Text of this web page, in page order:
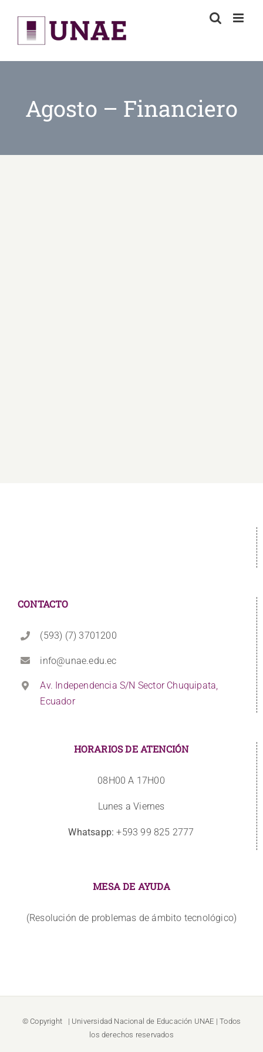
content
Agosto – Financiero
CONTACTO
(593) (7) 3701200
info@unae.edu.ec
Av. Independencia S/N Sector Chuquipata,
Ecuador
HORARIOS DE ATENCIÓN
08H00 A 17H00
Lunes a Viernes
Whatsapp: +593 99 825 2777
MESA DE AYUDA
(Resolución de problemas de ámbito tecnológico)
© Copyright | Universidad Nacional de Educación UNAE | Todos
los derechos reservados